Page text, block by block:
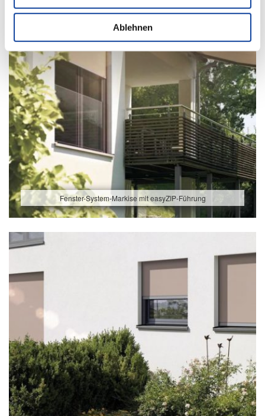
Ablehnen
Fenster-System-Markise mit easyZIP-Führung